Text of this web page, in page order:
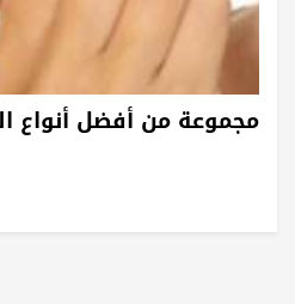
مجموعة من أفضل أنواع